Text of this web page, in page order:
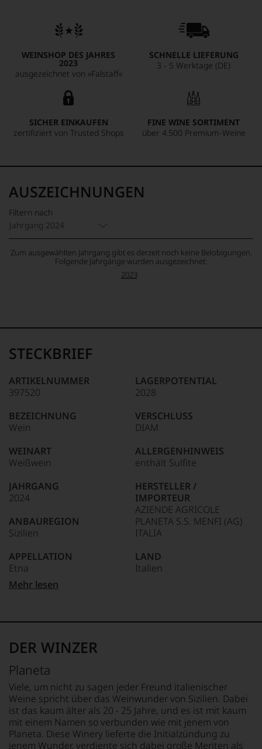
WEINSHOP DES JAHRES
2023
ausgezeichnet von »Falstaff«
SCHNELLE LIEFERUNG
3 - 5 Werktage (DE)
SICHER EINKAUFEN
zertifiziert von Trusted Shops
FINE WINE SORTIMENT
über 4.500 Premium-Weine
AUSZEICHNUNGEN
Filtern nach
Jahrgang 2024
Zum ausgewählten Jahrgang gibt es derzeit noch keine Belobigungen.
Folgende Jahrgänge wurden ausgezeichnet:
2023
STECKBRIEF
ARTIKELNUMMER
397520
BEZEICHNUNG
Wein
WEINART
Weißwein
JAHRGANG
2024
ANBAUREGION
Sizilien
APPELLATION
Etna
QUALITÄTSSTUFE
100% Carricante
BIO KENNZEICHNUNG
HÄNDLER
DE-ÖKO-006
BIO KENNZEICHNUNG
PRODUKT
IT-BIO-015
LAGERPOTENTIAL
2028
VERSCHLUSS
DIAM
ALLERGENHINWEIS
enthält Sulfite
HERSTELLER /
IMPORTEUR
AZIENDE AGRICOLE
PLANETA S.S. MENFI (AG)
ITALIA
LAND
Italien
GESCHMACK
312 kJ / 74 kcal
FETT
0 g
davon gesättigte
Fettsäuren: 0 g
KOHLENHYDRATE
Mehr lesen
DER WINZER
Planeta
Viele, um nicht zu sagen jeder Freund italienischer
Weine spricht über das Weinwunder von Sizilien. Dabei
ist das kaum älter als 20 - 25 Jahre, und es ist mit kaum
mit einem Namen so verbunden wie mit jenem von
Planeta. Diese Winery lieferte die Initialzündung zu
jenem Wunder, verdiente sich dabei große Meriten als